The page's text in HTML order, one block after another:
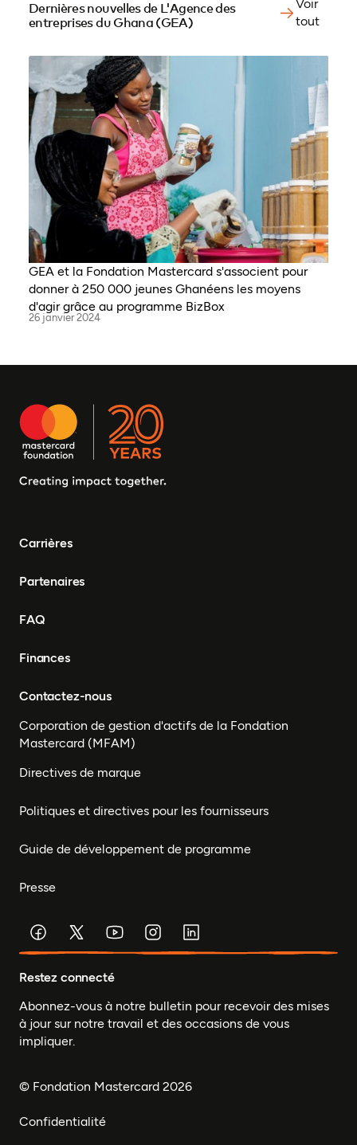
Dernières nouvelles de L'Agence des
entreprises du Ghana (GEA)
Voir
tout
GEA et la Fondation Mastercard s'associent pour
donner à 250 000 jeunes Ghanéens les moyens
d'agir grâce au programme BizBox
26 janvier 2024
Carrières
Partenaires
FAQ
Finances
Contactez-nous
Corporation de gestion d'actifs de la Fondation
Mastercard (MFAM)
Directives de marque
Politiques et directives pour les fournisseurs
Guide de développement de programme
Presse
Restez connecté
Abonnez-vous à notre bulletin pour recevoir des mises
à jour sur notre travail et des occasions de vous
impliquer.
© Fondation Mastercard 2026
Confidentialité